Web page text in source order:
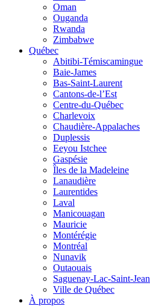
Oman
Ouganda
Rwanda
Zimbabwe
Québec
Abitibi-Témiscamingue
Baie-James
Bas-Saint-Laurent
Cantons-de-l’Est
Centre-du-Québec
Charlevoix
Chaudière-Appalaches
Duplessis
Eeyou Istchee
Gaspésie
Îles de la Madeleine
Lanaudière
Laurentides
Laval
Manicouagan
Mauricie
Montérégie
Montréal
Nunavik
Outaouais
Saguenay-Lac-Saint-Jean
Ville de Québec
À propos